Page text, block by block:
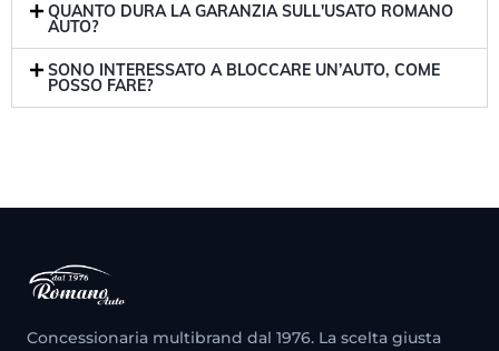
QUANTO DURA LA GARANZIA SULL'USATO ROMANO
AUTO?
SONO INTERESSATO A BLOCCARE UN’AUTO, COME
POSSO FARE?
Concessionaria multibrand dal 1976. La scelta giusta